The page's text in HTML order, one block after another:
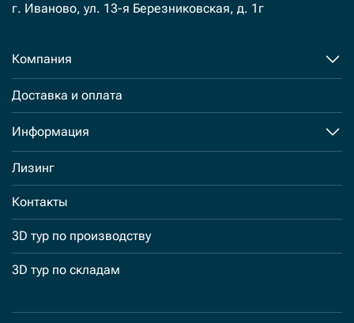
г. Иваново, ул. 13-я Березниковская, д. 1г
Компания
Доставка и оплата
Информация
Лизинг
Контакты
3D тур по производству
3D тур по складам